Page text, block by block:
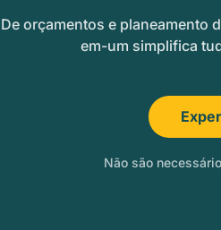
De orçamentos e planeamento
em-um simplifica
Não são